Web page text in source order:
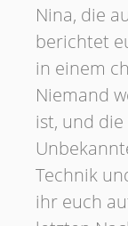
Nina, die
berichtet
in einem
Niemand
ist, und
Technik
ihr euch